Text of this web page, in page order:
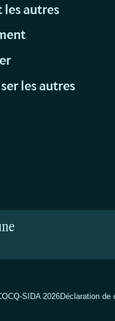
les autres
les autres
SIDA 2026Déclaration de